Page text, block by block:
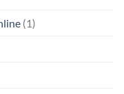
(1)